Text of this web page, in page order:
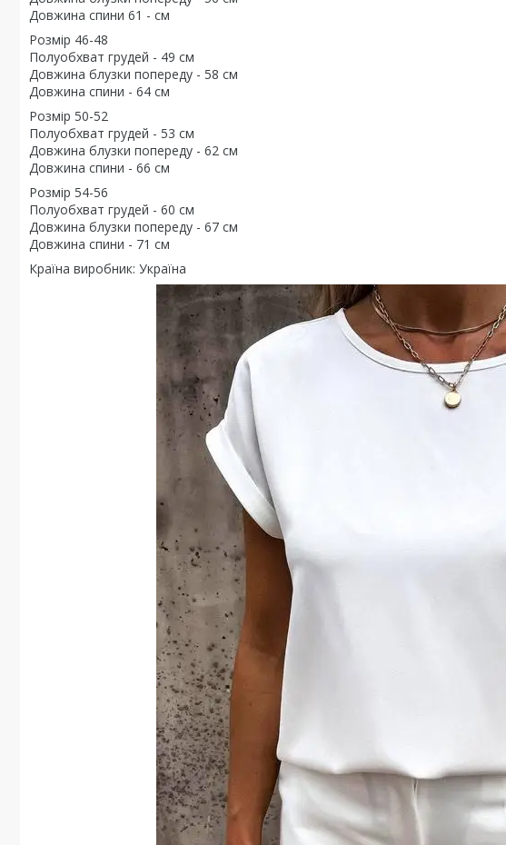
Довжина спини 61 - см
Розмір 46-48
Полуобхват грудей - 49 см
Довжина блузки попереду - 58 см
Довжина спини - 64 см
Розмір 50-52
Полуобхват грудей - 53 см
Довжина блузки попереду - 62 см
Довжина спини - 66 см
Розмір 54-56
Полуобхват грудей - 60 см
Довжина блузки попереду - 67 см
Довжина спини - 71 см
Країна виробник: Україна